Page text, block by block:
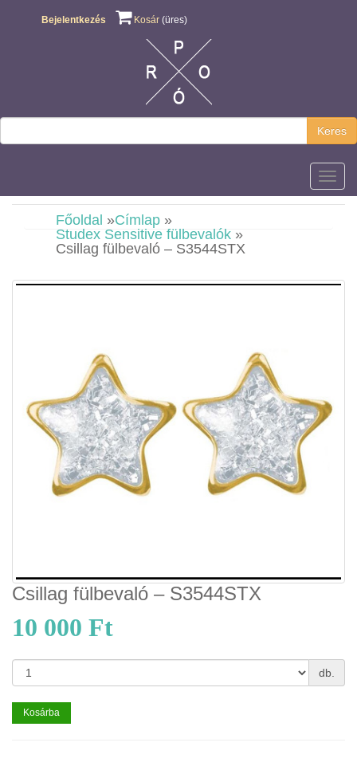
Bejelentkezés Kosár (üres)
Keres
Főoldal »Címlap »
Studex Sensitive fülbevalók »
Csillag fülbevaló – S3544STX
Csillag fülbevaló – S3544STX
10 000 Ft
db.
Kosárba